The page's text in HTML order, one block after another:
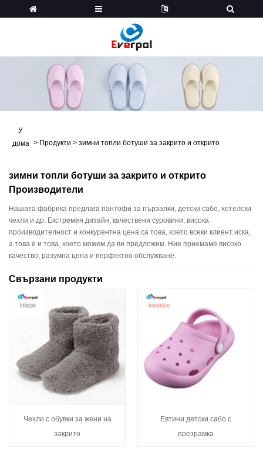
У
дома > Продукти > зимни топли ботуши за закрито и открито
зимни топли ботуши за закрито и открито
Производители
Нашата фабрика предлага пантофи за пързалки, детски сабо, хотелски
чехли и др. Екстремен дизайн, качествени суровини, висока
производителност и конкурентна цена са това, което всеки клиент иска,
а това е и това, което можем да ви предложим. Ние приемаме високо
качество, разумна цена и перфектно обслужване.
Свързани продукти
Чехли с обувки за жени на
закрито
Евтини детски сабо с
презрамка